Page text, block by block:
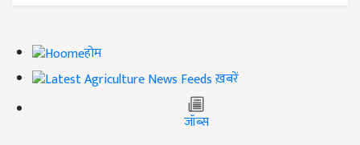
होम
ख़बरें
जॉब्स